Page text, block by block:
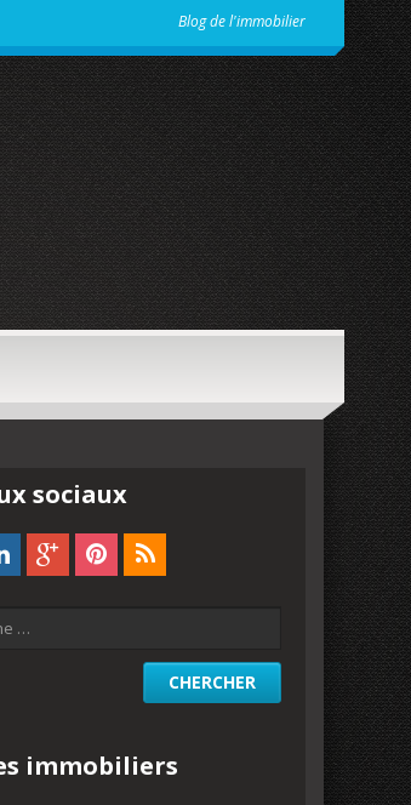
Blog de l'immobilier
sociaux
immobiliers